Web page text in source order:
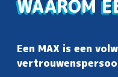
WAAROM
Een MAX is een